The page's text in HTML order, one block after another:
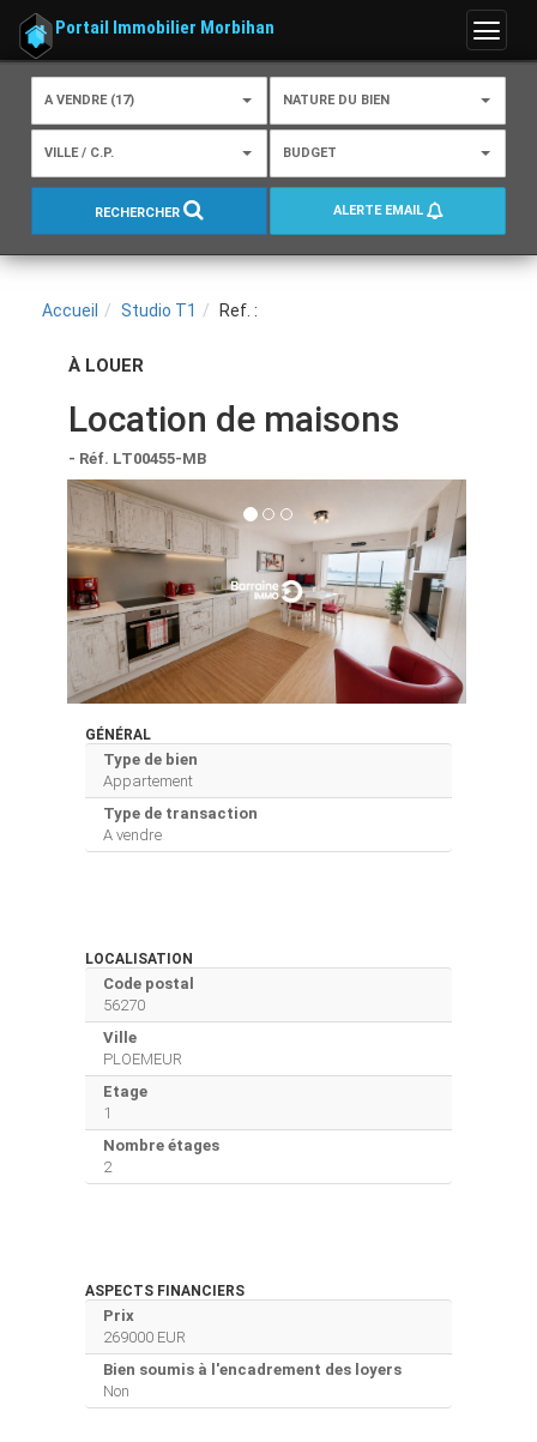
Menu
Portail Immobilier Morbihan
A VENDRE (17) NATURE DU BIEN
VILLE / C.P. BUDGET
RECHERCHER ALERTE EMAIL
Accueil Studio T1 Ref. :
À LOUER
Location de maisons
- Réf. LT00455-MB
GÉNÉRAL
Type de bien
Appartement
Type de transaction
A vendre
LOCALISATION
Code postal
56270
Ville
PLOEMEUR
Etage
1
Nombre étages
2
ASPECTS FINANCIERS
Prix
269000 EUR
Bien soumis à l'encadrement des loyers
Non